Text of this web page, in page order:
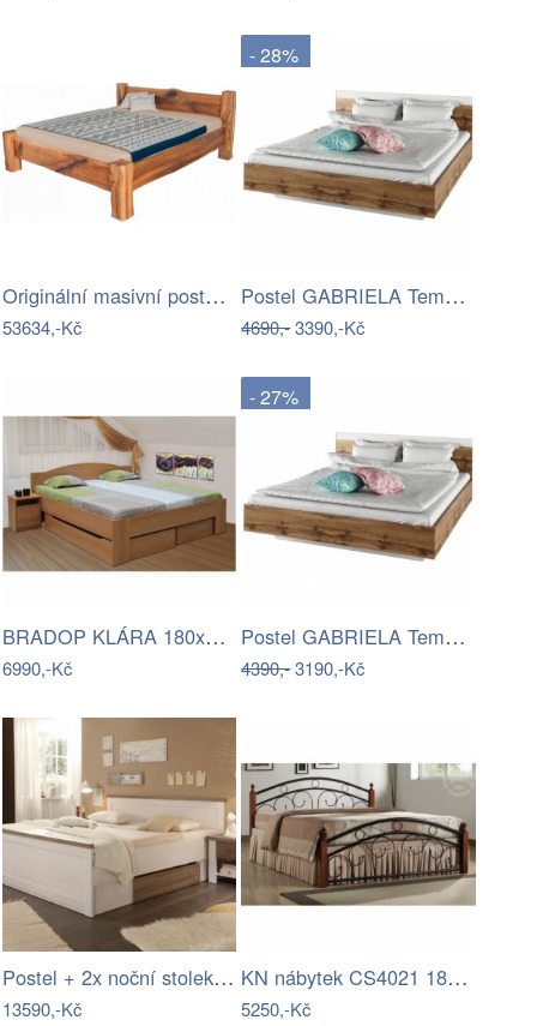
Originální masivní postel - MR
53634,-Kč
- 28%
Postel GABRIELA Tempo Kondela
4690,-3390,-Kč
BRADOP KLÁRA 180x200 sonoma
6990,-Kč
- 27%
Postel GABRIELA Tempo Kondela
4390,-3190,-Kč
Postel + 2x noční stolek, pinie bílá /…
13590,-Kč
KN nábytek CS4021 180x200 dřevokov
5250,-Kč